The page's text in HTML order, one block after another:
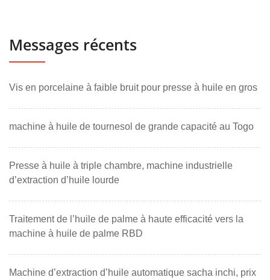
Messages récents
Vis en porcelaine à faible bruit pour presse à huile en gros
machine à huile de tournesol de grande capacité au Togo
Presse à huile à triple chambre, machine industrielle
d’extraction d’huile lourde
Traitement de l’huile de palme à haute efficacité vers la
machine à huile de palme RBD
Machine d’extraction d’huile automatique sacha inchi, prix